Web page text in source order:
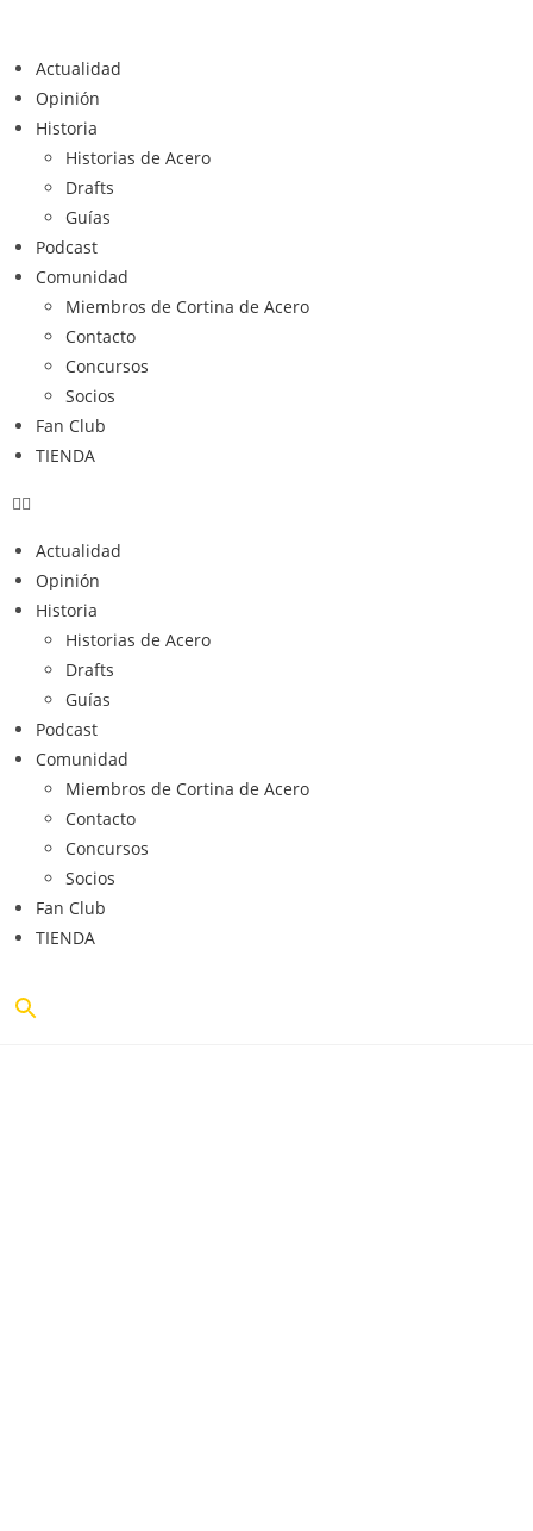
Actualidad
Opinión
Historia
Historias de Acero
Drafts
Guías
Podcast
Comunidad
Miembros de Cortina de Acero
Contacto
Concursos
Socios
Fan Club
TIENDA
Actualidad
Opinión
Historia
Historias de Acero
Drafts
Guías
Podcast
Comunidad
Miembros de Cortina de Acero
Contacto
Concursos
Socios
Fan Club
TIENDA